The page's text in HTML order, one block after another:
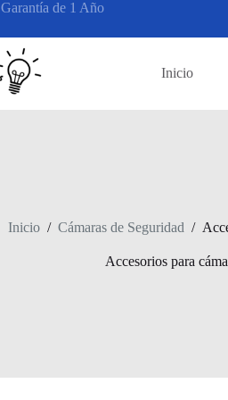
Garantía de 1 Año
Inicio
Inicio / Cámaras de Seguridad /
Accesorios para